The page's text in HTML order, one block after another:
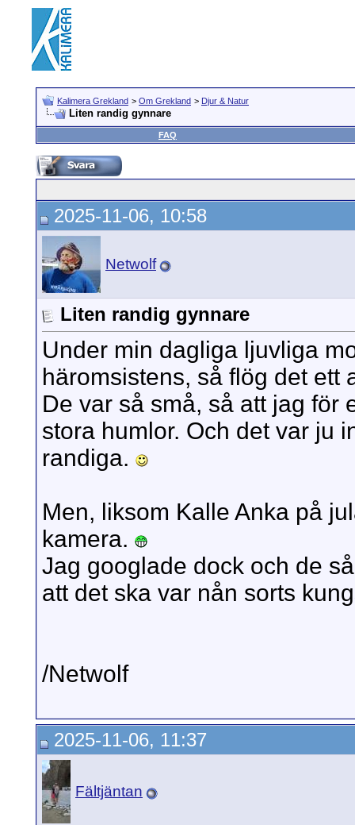
Kalimera Grekland > Om Grekland > Djur & Natur
Liten randig gynnare
FAQ
2025-11-06, 10:58
Netwolf
Liten randig gynnare
Under min dagliga ljuvliga
häromsistens, så flög det ett
De var så små, så att jag för
stora humlor. Och det var ju
randiga.
Men, liksom Kalle Anka på
kamera.
Jag googlade dock och de
att det ska var nån sorts
/Netwolf
2025-11-06, 11:37
Fältjäntan